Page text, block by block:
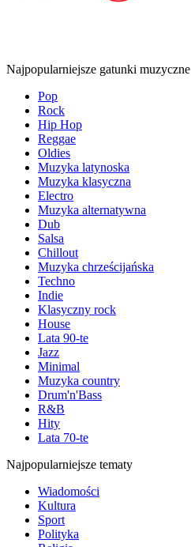
Najpopularniejsze gatunki muzyczne
Pop
Rock
Hip Hop
Reggae
Oldies
Muzyka latynoska
Muzyka klasyczna
Electro
Muzyka alternatywna
Dub
Salsa
Chillout
Muzyka chrześcijańska
Techno
Indie
Klasyczny rock
House
Lata 90-te
Jazz
Minimal
Muzyka country
Drum'n'Bass
R&B
Hity
Lata 70-te
Najpopularniejsze tematy
Wiadomości
Kultura
Sport
Polityka